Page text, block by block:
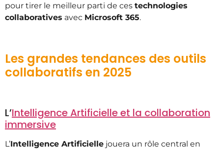
pour tirer le meilleur parti de ces technologies
collaboratives avec Microsoft 365.
Les grandes tendances des outils
collaboratifs en 2025
L’Intelligence Artificielle et la collaboration
immersive
L’Intelligence Artificielle jouera un rôle central en